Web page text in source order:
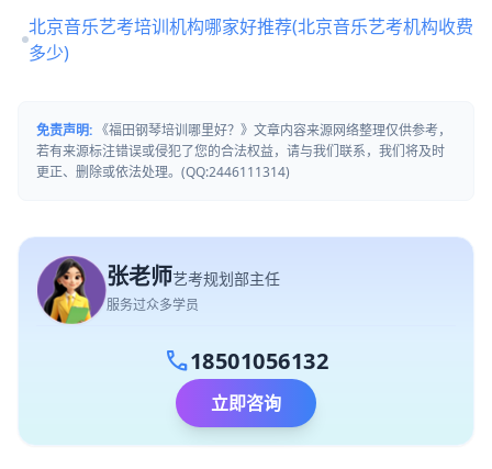
北京音乐艺考培训机构哪家好推荐(北京音乐艺考机构收费
多少)
免责声明: 《福田钢琴培训哪里好？》文章内容来源网络整理仅供参考，
若有来源标注错误或侵犯了您的合法权益，请与我们联系，我们将及时
更正、删除或依法处理。(QQ:2446111314)
张老师艺考规划部主任
服务过众多学员
call18501056132
立即咨询